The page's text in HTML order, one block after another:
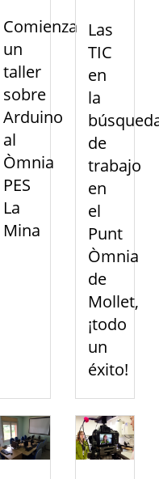
Comienza
un
taller
sobre
Arduino
al
Òmnia
PES
La
Mina
Las
TIC
en
la
de
trabajo
en
el
Punt
Òmnia
de
Mollet,
¡todo
un
éxito!